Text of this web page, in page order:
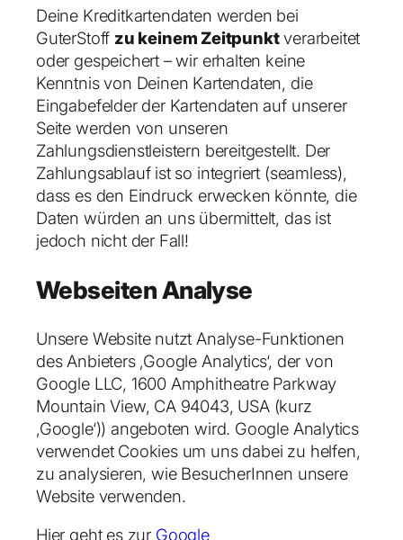
Deine Kreditkartendaten werden bei
GuterStoff zu keinem Zeitpunktverarbeitet
oder gespeichert – wir erhalten keine
Kenntnis von Deinen Kartendaten, die
Eingabefelder der Kartendaten auf unserer
Seite werden von unseren
Zahlungsdienstleistern bereitgestellt. Der
Zahlungsablauf ist so integriert (seamless),
dass es den Eindruck erwecken könnte, die
Daten würden an uns übermittelt, das ist
jedoch nicht der Fall!
Webseiten Analyse
Unsere Website nutzt Analyse-Funktionen
des Anbieters ‚Google Analytics‘, der von
Google LLC, 1600 Amphitheatre Parkway
Mountain View, CA 94043, USA (kurz
‚Google‘)) angeboten wird. Google Analytics
verwendet Cookies um uns dabei zu helfen,
zu analysieren, wie BesucherInnen unsere
Website verwenden.
Hier geht es zur Google